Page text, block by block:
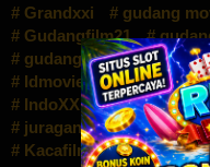
Grandxxi
gudang
Gudangfilm21
gudangmovies
Idmovie21
IDNXXI
IndoXX1
INDOXXI
juraganbioskop21
Kacafilm21
Kawan21